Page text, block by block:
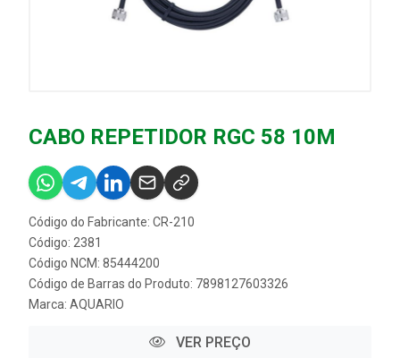
CABO REPETIDOR RGC 58 10M
Código do Fabricante: CR-210
Código: 2381
Código NCM: 85444200
Código de Barras do Produto: 7898127603326
Marca: AQUARIO
VER PREÇO